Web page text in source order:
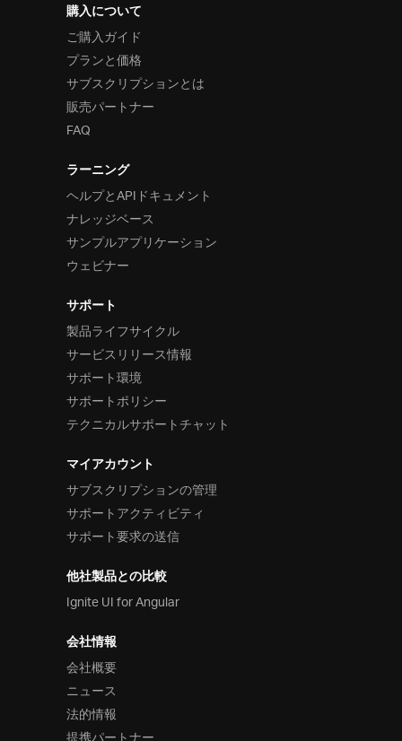
購入について
ご購入ガイド
プランと価格
サブスクリプションとは
販売パートナー
FAQ
ラーニング
ヘルプとAPIドキュメント
ナレッジベース
サンプルアプリケーション
ウェビナー
サポート
製品ライフサイクル
サービスリリース情報
サポート環境
サポートポリシー
テクニカルサポートチャット
マイアカウント
サブスクリプションの管理
サポートアクティビティ
サポート要求の送信
他社製品との比較
Ignite UI for Angular
会社情報
会社概要
ニュース
法的情報